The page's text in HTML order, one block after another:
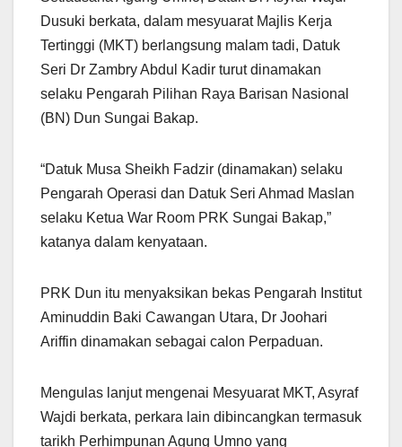
k
Dusuki berkata, dalam mesyuarat Majlis Kerja
Tertinggi (MKT) berlangsung malam tadi, Datuk
Seri Dr Zambry Abdul Kadir turut dinamakan
selaku Pengarah Pilihan Raya Barisan Nasional
(BN) Dun Sungai Bakap.
“Datuk Musa Sheikh Fadzir (dinamakan) selaku
Pengarah Operasi dan Datuk Seri Ahmad Maslan
selaku Ketua War Room PRK Sungai Bakap,”
katanya dalam kenyataan.
PRK Dun itu menyaksikan bekas Pengarah Institut
Aminuddin Baki Cawangan Utara, Dr Joohari
Ariffin dinamakan sebagai calon Perpaduan.
Mengulas lanjut mengenai Mesyuarat MKT, Asyraf
Wajdi berkata, perkara lain dibincangkan termasuk
tarikh Perhimpunan Agung Umno yang